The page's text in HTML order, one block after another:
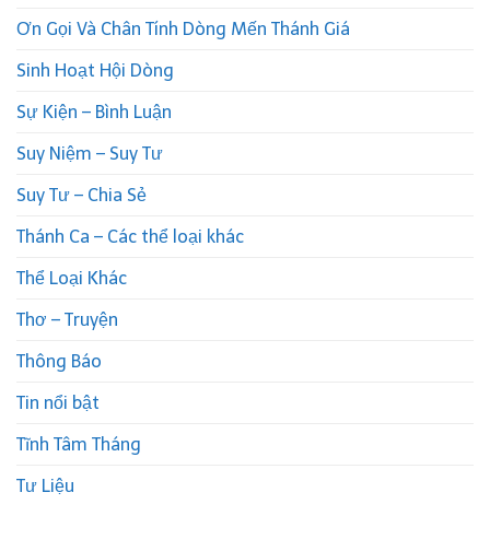
Ơn Gọi Và Chân Tính Dòng Mến Thánh Giá
Sinh Hoạt Hội Dòng
Sự Kiện – Bình Luận
Suy Niệm – Suy Tư
Suy Tư – Chia Sẻ
Thánh Ca – Các thể loại khác
Thể Loại Khác
Thơ – Truyện
Thông Báo
Tin nổi bật
Tĩnh Tâm Tháng
Tư Liệu